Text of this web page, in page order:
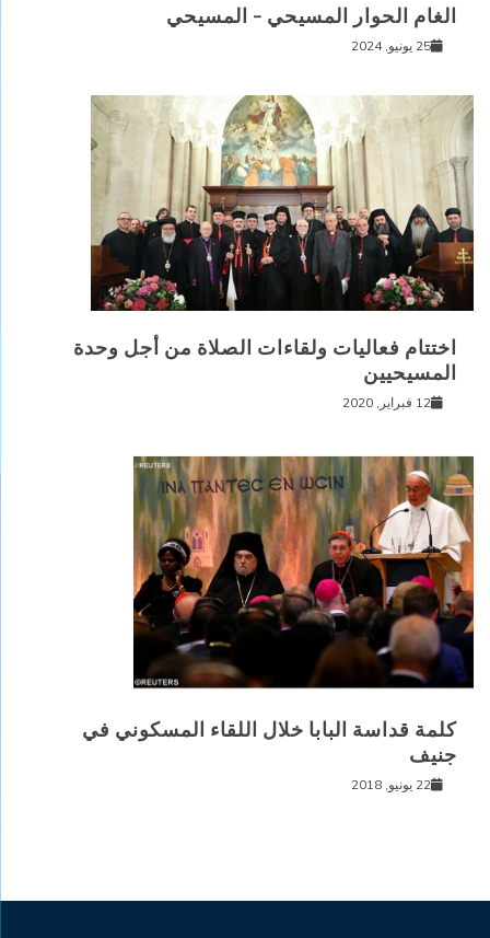
الغام الحوار المسيحي – المسيحي
25 يونيو, 2024
اختتام فعاليات ولقاءات الصلاة من أجل وحدة
المسيحيين
12 فبراير, 2020
كلمة قداسة البابا خلال اللقاء المسكوني في
جنيف
22 يونيو, 2018